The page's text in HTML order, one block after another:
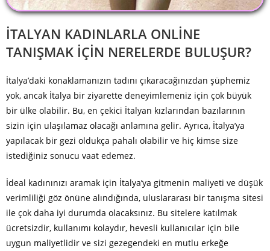
İTALYAN KADINLARLA ONLINE
TANIŞMAK İÇIN NERELERDE BULUŞUR?
İtalya’daki konaklamanızın tadını çıkaracağınızdan şüphemiz
yok, ancak İtalya bir ziyarette deneyimlemeniz için çok büyük
bir ülke olabilir. Bu, en çekici İtalyan kızlarından bazılarının
sizin için ulaşılamaz olacağı anlamına gelir. Ayrıca, İtalya’ya
yapılacak bir gezi oldukça pahalı olabilir ve hiç kimse size
istediğiniz sonucu vaat edemez.
İdeal kadınınızı aramak için İtalya’ya gitmenin maliyeti ve düşük
verimliliği göz önüne alındığında, uluslararası bir tanışma sitesi
ile çok daha iyi durumda olacaksınız. Bu sitelere katılmak
ücretsizdir, kullanımı kolaydır, hevesli kullanıcılar için bile
uygun maliyetlidir ve sizi gezegendeki en mutlu erkeğe